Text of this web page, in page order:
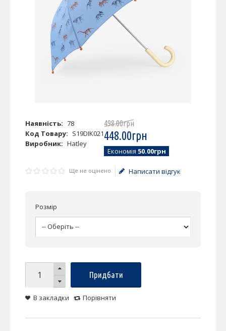
Наявність: 78
Код Товару: S19DIK021
Виробник: Hatley
498.00грн
448.00грн
Економія 50.00грн
Ще не оцінено Написати відгук
Розмір
Придбати
В закладки Порівняти